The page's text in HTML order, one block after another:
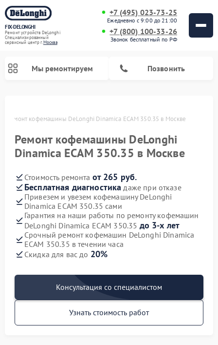
FIX-DELONGHI
Ремонт устройств DeLonghi
Специализированный
cервисный центр г.Москва
+7 (495) 023-73-25
Ежедневно с 9:00 до 21:00
+7 (800) 100-33-26
Звонок бесплатный по РФ
Мы ремонтируем Позвонить
Ремонт кофемашины DeLonghi Dinamica ECAM 350.35 в Москве
Ремонт кофемашины DeLonghi
Dinamica ECAM 350.35 в Москве
Стоимость ремонта от 265 руб.
Бесплатная диагностика даже при отказе
Привезем и увезем кофемашину DeLonghi
Dinamica ECAM 350.35 сами
Гарантия на наши работы по ремонту кофемашин
DeLonghi Dinamica ECAM 350.35 до 3-х лет
Срочный ремонт кофемашин DeLonghi Dinamica
ECAM 350.35 в течении часа
Скидка для вас до 20%
Консультация со специалистом
Узнать стоимость работ